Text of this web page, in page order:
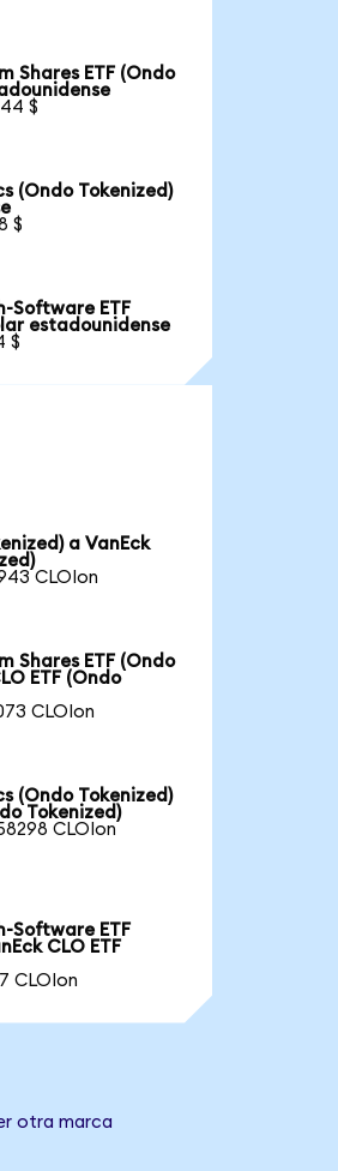
Shares ETF (Ondo
$
(Ondo Tokenized)
$
Software ETF
estadounidense
$
a VanEck
CLOIon
Shares ETF (Ondo
ETF (Ondo
CLOIon
(Ondo Tokenized)
Tokenized)
CLOIon
Software ETF
CLO ETF
CLOIon
otra marca